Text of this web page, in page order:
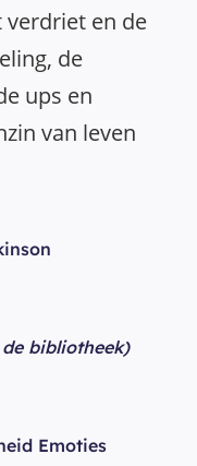
en de
de
ups en
van leven
bibliotheek)
Emoties